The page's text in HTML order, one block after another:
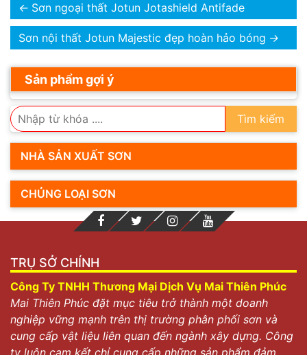
← Sơn ngoại thất Jotun Jotashield Antifade
Sơn nội thất Jotun Majestic đẹp hoàn hảo bóng →
Sản phẩm gợi ý
Tìm kiếm
NHÀ SẢN XUẤT SƠN
CHỦNG LOẠI SƠN
TRỤ SỞ CHÍNH
Công Ty TNHH Thương Mại Dịch Vụ Mai Thiên Phúc
Mai Thiên Phúc đặt mục tiêu trở thành một doanh
nghiệp vững mạnh trên thị trường phân phối sơn và
cung cấp vật liệu liên quan đến ngành xây dựng. Công
ty luôn cam kết chỉ cung cấp những sản phẩm đảm